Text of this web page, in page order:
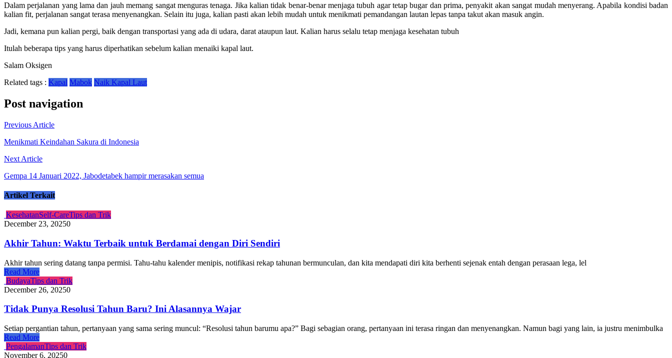
Dalam perjalanan yang lama dan jauh memang sangat menguras tenaga. Jika kalian tidak benar-benar menjaga tubuh agar tetap bugar dan prima, penyakit akan sangat mudah menyerang. Apabila kondisi badan
kalian fit, perjalanan sangat terasa menyenangkan. Selain itu juga, kalian pasti akan lebih mudah untuk menikmati pemandangan lautan lepas tanpa takut akan masuk angin.
Jadi, kemana pun kalian pergi, baik dengan transportasi yang ada di udara, darat ataupun laut. Kalian harus selalu tetap menjaga kesehatan tubuh
Itulah beberapa tips yang harus diperhatikan sebelum kalian menaiki kapal laut.
Salam Oksigen
Related tags : Kapal Mabok Naik Kapal Laut
Post navigation
Previous Article
Menikmati Keindahan Sakura di Indonesia
Next Article
Gempa 14 Januari 2022, Jabodetabek hampir merasakan semua
Artikel Terkait
KesehatanSelf-CareTips dan Trik
December 23, 20250
Akhir Tahun: Waktu Terbaik untuk Berdamai dengan Diri Sendiri
Akhir tahun sering datang tanpa permisi. Tahu-tahu kalender menipis, notifikasi rekap tahunan bermunculan, dan kita mendapati diri kita berhenti sejenak entah dengan perasaan lega, lel
Read More
BudayaTips dan Trik
December 26, 20250
Tidak Punya Resolusi Tahun Baru? Ini Alasannya Wajar
Setiap pergantian tahun, pertanyaan yang sama sering muncul: “Resolusi tahun barumu apa?” Bagi sebagian orang, pertanyaan ini terasa ringan dan menyenangkan. Namun bagi yang lain, ia justru menimbulka
Read More
PengalamanTips dan Trik
November 6, 20250